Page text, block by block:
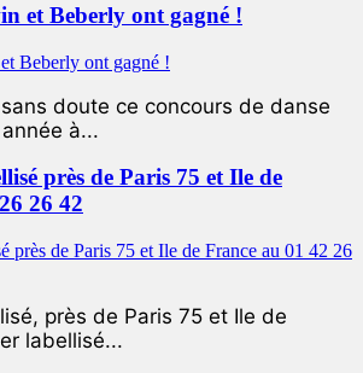
et Beberly ont gagné !
doute ce concours de danse
à...
près de Paris 75 et Ile de
26 42
près de Paris 75 et Ile de
labellisé...